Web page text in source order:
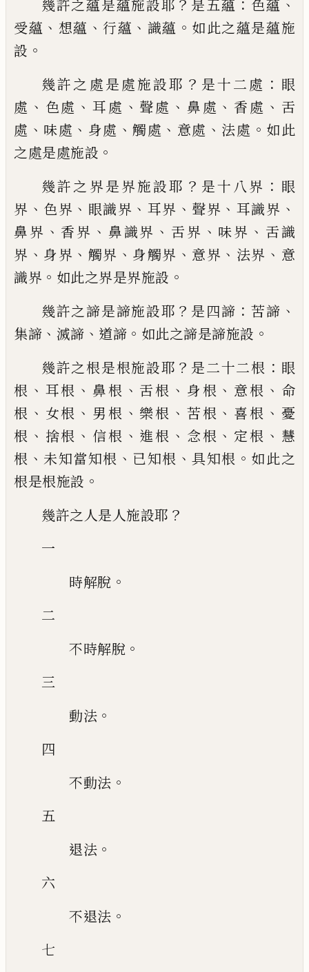
幾許之蘊是蘊施設耶 ？ 是五蘊 ： 色蘊 、
受蘊 、 想蘊 、行蘊 、 識蘊 。 如此之蘊是蘊施
設 。
幾許之處是處施設耶 ？ 是十二處 ： 眼
處 、 色處 、 耳處 、 聲處 、 鼻處 、 香處 、 舌
處 、 味處 、 身處 、觸處 、 意處 、 法處 。 如此
之處是處施設 。
幾許之界是界施設耶 ？ 是十八界 ： 眼
界 、 色界 、 眼識界 、 耳界 、 聲界 、 耳識界 、
鼻界 、 香界 、 鼻識界 、 舌界 、 味界 、 舌識
界 、 身界 、 觸界 、 身觸界 、 意界 、 法界 、 意
識界 。 如此之界是界施設 。
幾許之諦是諦施設耶 ？ 是四諦 ：苦諦 、
集諦 、 滅諦 、 道諦 。 如此之諦是諦施設 。
幾許之根是根施設耶 ？ 是二十二根 ： 眼
根 、 耳根 、 鼻根 、 舌根 、 身根 、 意根 、 命
根 、 女根 、 男根 、 樂根 、 苦根 、 喜根 、 憂
根 、 捨根 、 信根 、 進根 、 念根 、 定根 、 慧
根 、 未知當知根 、 已知根 、具知根 。 如此之
根是根施設 。
幾許之人是人施設耶 ？
一
時解脫 。
二
不時解脫 。
三
動法 。
四
不動法 。
五
退法 。
六
不退法 。
七